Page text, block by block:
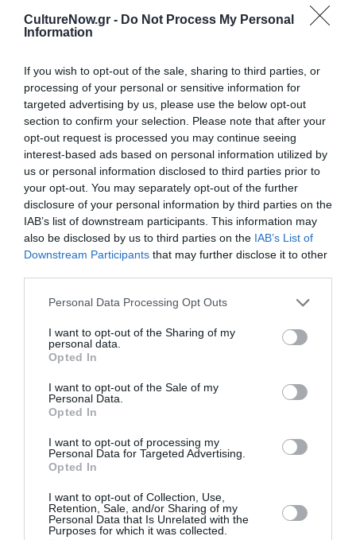
CultureNow.gr - Do Not Process My Personal
Information
If you wish to opt-out of the sale, sharing to third parties, or
processing of your personal or sensitive information for
targeted advertising by us, please use the below opt-out
section to confirm your selection. Please note that after your
opt-out request is processed you may continue seeing
interest-based ads based on personal information utilized by
us or personal information disclosed to third parties prior to
your opt-out. You may separately opt-out of the further
disclosure of your personal information by third parties on the
IAB’s list of downstream participants. This information may
also be disclosed by us to third parties on the IAB’s List of
Downstream Participants that may further disclose it to other
Personal Data Processing Opt Outs
I want to opt-out of the Sharing of my
personal data.
Opted In
I want to opt-out of the Sale of my
Personal Data.
Opted In
I want to opt-out of processing my
Personal Data for Targeted Advertising.
Opted In
I want to opt-out of Collection, Use,
Retention, Sale, and/or Sharing of my
Personal Data that Is Unrelated with the
Purposes for which it was collected.
Δείτε όλα τα
Νέοι Διαγωνισμοί❯
Tags
ΑΡΧΑΙΟ ΔΡΑΜΑ
ΘΕΜΗΣ ΜΟΥΜΟΥΛΙΔΗΣ
ΙΩΑΝΝΑ ΠΑΠΠΑ
ΛΕΝΑ ΠΑΠΑΛΗΓΟΥΡΑ
ΛΟΥΚΙΑ ΜΙΧΑΛΟΠΟΥΛΟΥ
ΜΑΡΙΑ ΠΡΩΤΟΠΑΠΠΑ
ΣΤΕΛΙΟΣ ΜΑΙΝΑΣ
ΦΙΛΑΡΕΤΗ ΚΟΜΝΗΝΟΥ
Newsletter
την Τέχνη και τον Πολιτισμό!
Ακολουθήστε το Culturenow.gr
Σχετικά Άρθρα